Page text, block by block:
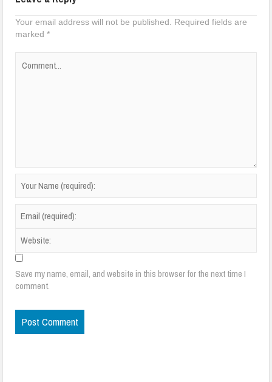
Your email address will not be published.
Required fields are
marked*
Save my name, email, and website in this browser for the next time I
comment.